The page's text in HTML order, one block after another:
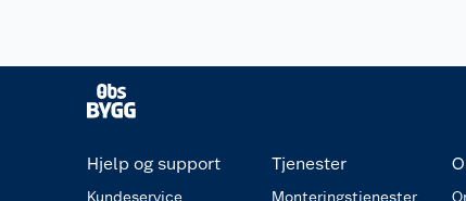
Hjelp og support
Kundeservice
Tjenester
Monteringstjenester